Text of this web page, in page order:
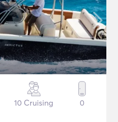
10 Cruising 0